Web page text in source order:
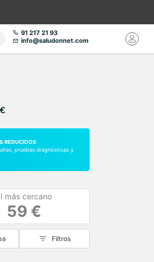
91 217 21 93
info@saludonnet.com
REDUCIDOS
pruebas diagnósticas y
más cercano
59 €
Filtros